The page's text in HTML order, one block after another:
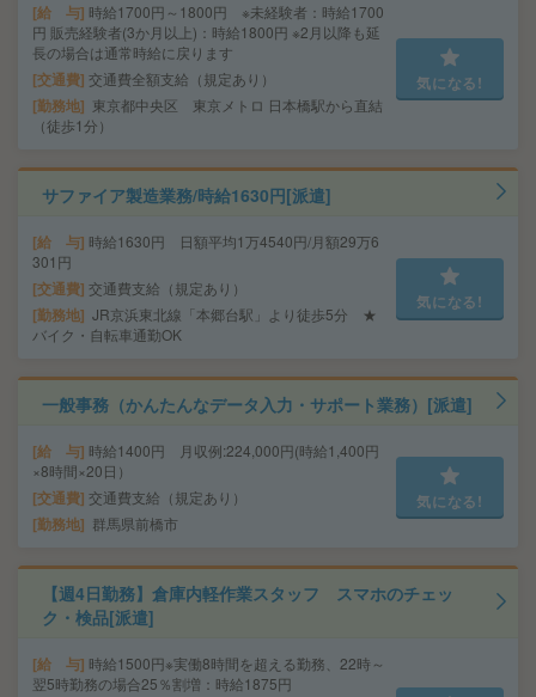
給 与 時給1700円～1800円 ※未経験者：時給1700
円 販売経験者(3か月以上)：時給1800円 ※2月以降も延
長の場合は通常時給に戻ります
交通費 交通費全額支給（規定あり）
勤務地
東京都中央区 東京メトロ 日本橋駅から直結
（徒歩1分）
気になる!
サファイア製造業務/時給1630円[派遣]
給 与 時給1630円 日額平均1万4540円/月額29万6
301円
交通費 交通費支給（規定あり）
勤務地 JR京浜東北線「本郷台駅」より徒歩5分 ★
バイク・自転車通勤OK
気になる!
一般事務（かんたんなデータ入力・サポート業務）[派遣]
給 与 時給1400円 月収例:224,000円(時給1,400円
×8時間×20日）
交通費 交通費支給（規定あり）
勤務地 群馬県前橋市
気になる!
【週4日勤務】倉庫内軽作業スタッフ スマホのチェッ
ク・検品[派遣]
給 与 時給1500円※実働8時間を超える勤務、22時～
翌5時勤務の場合25％割増：時給1875円